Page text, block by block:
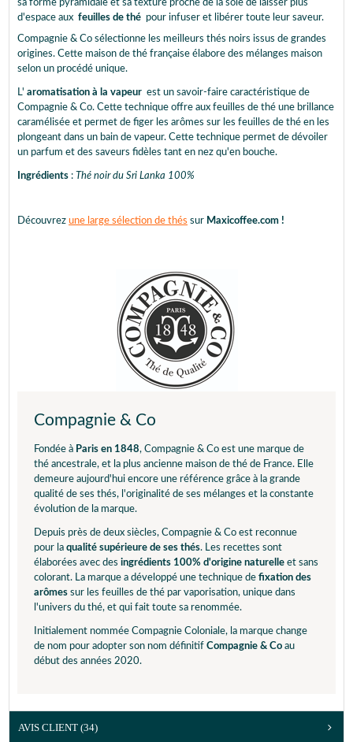
sa forme pyramidale et sa texture proche de la soie de laisser plus
d'espace aux feuilles de thé pour infuser et libérer toute leur saveur.
Compagnie & Co sélectionne les meilleurs thés noirs issus de grandes
origines. Cette maison de thé française élabore des mélanges maison
selon un procédé unique.
L' aromatisation à la vapeur est un savoir-faire caractéristique de
Compagnie & Co. Cette technique offre aux feuilles de thé une brillance
caramélisée et permet de figer les arômes sur les feuilles de thé en les
plongeant dans un bain de vapeur. Cette technique permet de dévoiler
un parfum et des saveurs fidèles tant en nez qu'en bouche.
Ingrédients : Thé noir du Sri Lanka 100%
Découvrez une large sélection de thés sur Maxicoffee.com !
Compagnie & Co
Fondée à Paris en 1848, Compagnie & Co est une marque de
thé ancestrale, et la plus ancienne maison de thé de France. Elle
demeure aujourd'hui encore une référence grâce à la grande
qualité de ses thés, l'originalité de ses mélanges et la constante
évolution de la marque.
Depuis près de deux siècles, Compagnie & Co est reconnue
pour la qualité supérieure de ses thés. Les recettes sont
élaborées avec des ingrédients 100% d'origine naturelle et sans
colorant. La marque a développé une technique de fixation des
arômes sur les feuilles de thé par vaporisation, unique dans
l'univers du thé, et qui fait toute sa renommée.
Initialement nommée Compagnie Coloniale, la marque change
de nom pour adopter son nom définitif Compagnie & Co au
début des années 2020.
AVIS CLIENT (34)